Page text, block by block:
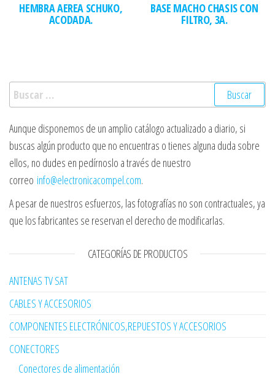
HEMBRA AEREA SCHUKO,
ACODADA.
BASE MACHO CHASIS CON
FILTRO, 3A.
Buscar:
Aunque disponemos de un amplio catálogo actualizado a diario, si
buscas algún producto que no encuentras o tienes alguna duda sobre
ellos, no dudes en pedírnoslo a través de nuestro
correo info@electronicacompel.com.
A pesar de nuestros esfuerzos, las fotografías no son contractuales, ya
que los fabricantes se reservan el derecho de modificarlas.
CATEGORÍAS DE PRODUCTOS
ANTENAS TV SAT
CABLES Y ACCESORIOS
COMPONENTES ELECTRÓNICOS,REPUESTOS Y ACCESORIOS
CONECTORES
Conectores de alimentación